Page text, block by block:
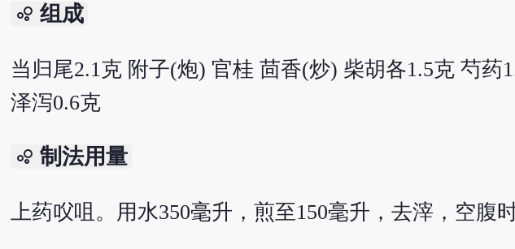
bubble_chart 组成
当归尾2.1克 附子(炮) 官桂 茴香(炒) 柴胡各1.5克 芍
泽泻0.6克
bubble_chart 制法用量
上药㕮咀。用水350毫升，煎至150毫升，去滓，空腹时